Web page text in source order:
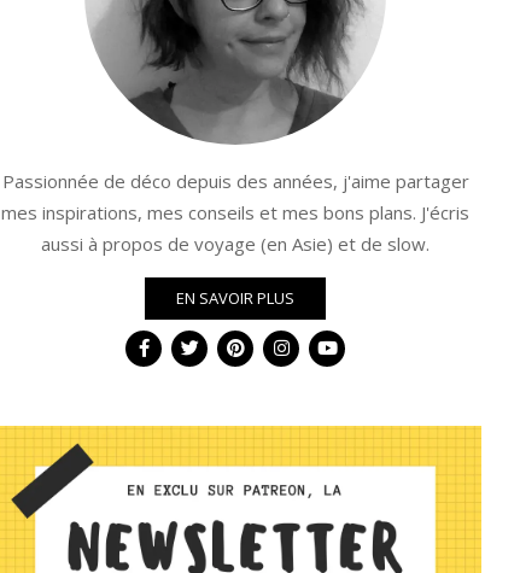
Passionnée de déco depuis des années, j'aime partager
mes inspirations, mes conseils et mes bons plans. J'écris
aussi à propos de voyage (en Asie) et de slow.
EN SAVOIR PLUS